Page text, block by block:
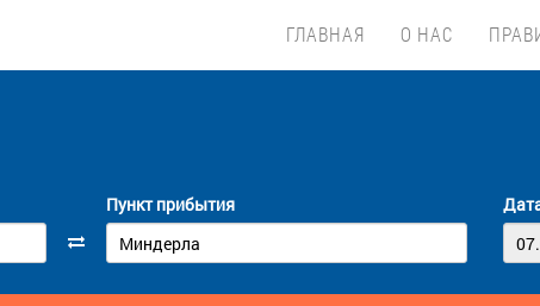
ГЛАВНАЯ О НАС
Пункт прибытия